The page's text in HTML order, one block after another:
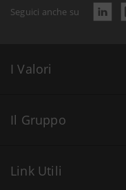
Seguici anche su
I Valori
Il Gruppo
Link Utili